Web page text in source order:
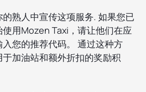
熟人中宣传这项服务. 如果您已
用Mozen Taxi，请让他们在应
您的推荐代码。 通过这种方
加油站和额外折扣的奖励积